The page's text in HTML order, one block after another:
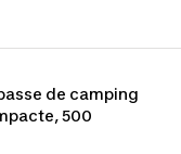
de camping
500